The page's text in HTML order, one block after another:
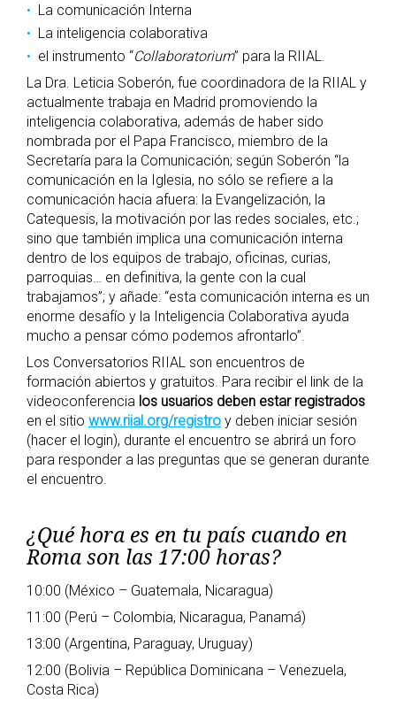
La comunicación Interna
La inteligencia colaborativa
el instrumento “Collaboratorium” para la RIIAL.
La Dra. Leticia Soberón, fue coordinadora de la RIIAL y
actualmente trabaja en Madrid promoviendo la
inteligencia colaborativa, además de haber sido
nombrada por el Papa Francisco, miembro de la
Secretaría para la Comunicación; según Soberón “la
comunicación en la Iglesia, no sólo se refiere a la
comunicación hacia afuera: la Evangelización, la
Catequesis, la motivación por las redes sociales, etc.;
sino que también implica una comunicación interna
dentro de los equipos de trabajo, oficinas, curias,
parroquias… en definitiva, la gente con la cual
trabajamos”; y añade: “esta comunicación interna es un
enorme desafío y la Inteligencia Colaborativa ayuda
mucho a pensar cómo podemos afrontarlo”.
Los Conversatorios RIIAL son encuentros de
formación abiertos y gratuitos. Para recibir el link de la
videoconferencia los usuarios deben estar registrados
en el sitio www.riial.org/registro y deben iniciar sesión
(hacer el login), durante el encuentro se abrirá un foro
para responder a las preguntas que se generan durante
el encuentro.
¿Qué hora es en tu país cuando en
Roma son las 17:00 horas?
10:00 (México – Guatemala, Nicaragua)
11:00 (Perú – Colombia, Nicaragua, Panamá)
13:00 (Argentina, Paraguay, Uruguay)
12:00 (Bolivia – República Dominicana – Venezuela,
Costa Rica)